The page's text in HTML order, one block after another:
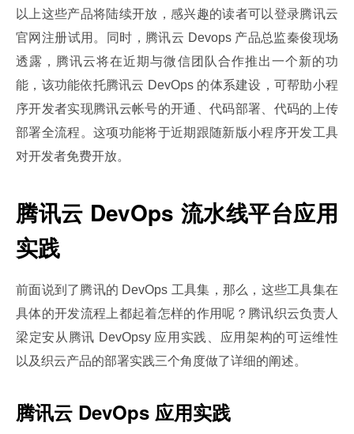
以上这些产品将陆续开放，感兴趣的读者可以登录腾讯云
官网注册试用。同时，腾讯云 Devops 产品总监秦俊现场
透露，腾讯云将在近期与微信团队合作推出一个新的功
能，该功能依托腾讯云 DevOps 的体系建设，可帮助小程
序开发者实现腾讯云帐号的开通、代码部署、代码的上传
部署全流程。这项功能将于近期跟随新版小程序开发工具
对开发者免费开放。
腾讯云 DevOps 流水线平台应用
实践
前面说到了腾讯的 DevOps 工具集，那么，这些工具集在
具体的开发流程上都起着怎样的作用呢？腾讯织云负责人
梁定安从腾讯 DevOpsy 应用实践、应用架构的可运维性
以及织云产品的部署实践三个角度做了详细的阐述。
腾讯云 DevOps 应用实践